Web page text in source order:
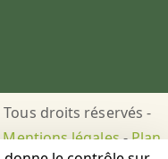
droits réservés -
Mentions légales-Plan